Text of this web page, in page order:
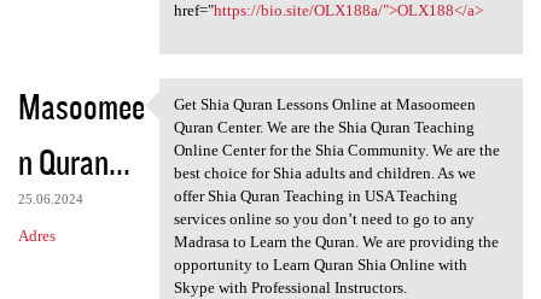
href="https://bio.site/OLX188a/">OLX188</a>
Masoomee
n Quran...
25.06.2024
Adres
Get Shia Quran Lessons Online
Get Shia Quran Lessons Online at Masoomeen
Quran Center. We are the Shia Quran Teaching
Online Center for the Shia Community. We are the
best choice for Shia adults and children. As we
offer Shia Quran Teaching in USA Teaching
services online so you don’t need to go to any
Madrasa to Learn the Quran. We are providing the
opportunity to Learn Quran Shia Online with
Skype with Professional Instructors.